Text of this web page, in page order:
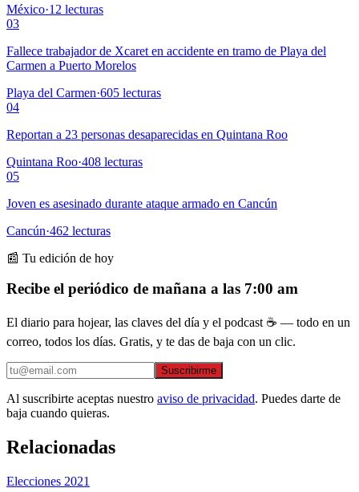
México·12 lecturas
03
Fallece trabajador de Xcaret en accidente en tramo de Playa del
Carmen a Puerto Morelos
Playa del Carmen·605 lecturas
04
Reportan a 23 personas desaparecidas en Quintana Roo
Quintana Roo·408 lecturas
05
Joven es asesinado durante ataque armado en Cancún
Cancún·462 lecturas
📰 Tu edición de hoy
Recibe el periódico de mañana a las 7:00 am
El diario para hojear, las claves del día y el podcast ☕ — todo en un
correo, todos los días. Gratis, y te das de baja con un clic.
Suscribirme
Al suscribirte aceptas nuestro aviso de privacidad. Puedes darte de
baja cuando quieras.
Relacionadas
Elecciones 2021